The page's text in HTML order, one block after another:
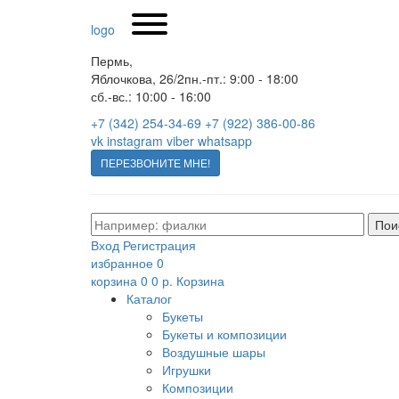
logo
Пермь,
Яблочкова, 26/2пн.-пт.: 9:00 - 18:00
сб.-вс.: 10:00 - 16:00
+7 (342) 254-34-69 +7 (922) 386-00-86
vk instagram viber whatsapp
ПЕРЕЗВОНИТЕ МНЕ!
Вход Регистрация
избранное 0
корзина 0 0 р. Корзина
Каталог
Букеты
Букеты и композиции
Воздушные шары
Игрушки
Композиции